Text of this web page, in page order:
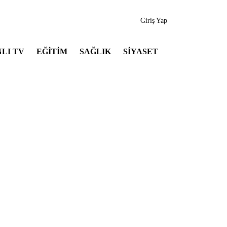
Giriş Yap
TV EĞİTİM SAĞLIK SİYASET